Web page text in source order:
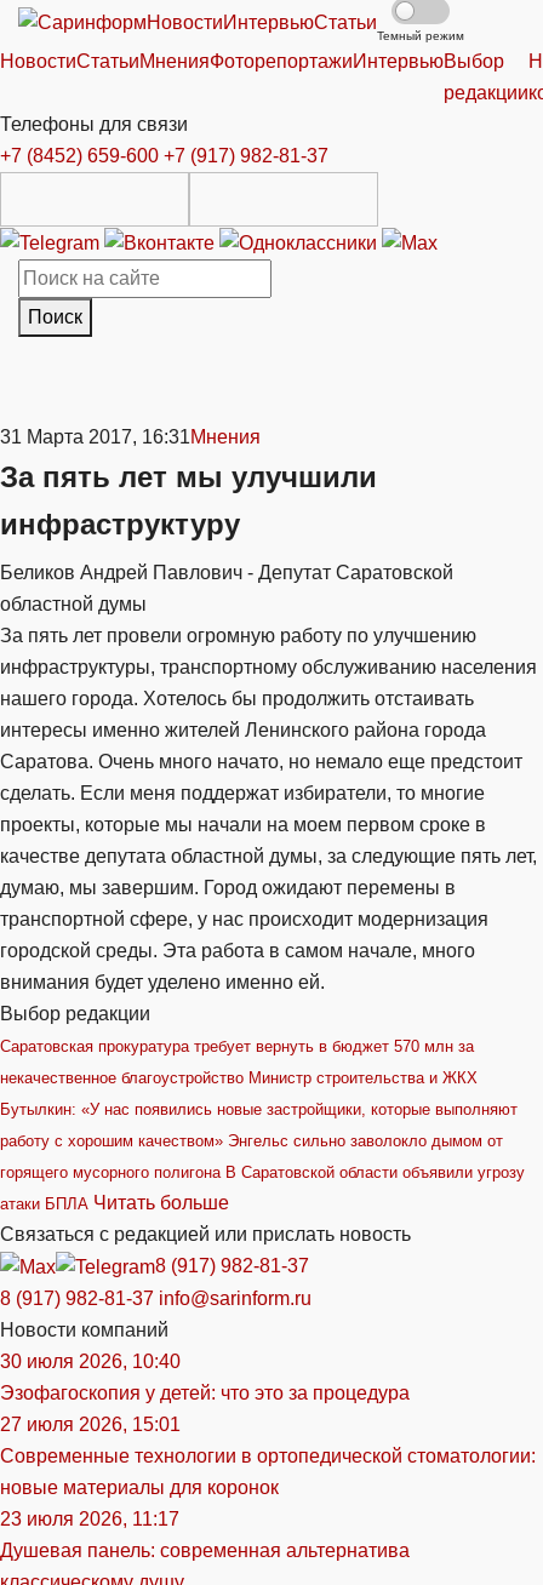
НовостиИнтервьюСтатьи
Темный режим
НовостиСтатьиМненияФоторепортажиИнтервьюВыбор
редакции
Телефоны для связи
+7 (8452) 659-600 +7 (917) 982-81-37
Поиск
31 Марта 2017, 16:31Мнения
За пять лет мы улучшили
инфраструктуру
Беликов Андрей Павлович - Депутат Саратовской
областной думы
За пять лет провели огромную работу по улучшению
инфраструктуры, транспортному обслуживанию населения
нашего города. Хотелось бы продолжить отстаивать
интересы именно жителей Ленинского района города
Саратова. Очень много начато, но немало еще предстоит
сделать. Если меня поддержат избиратели, то многие
проекты, которые мы начали на моем первом сроке в
качестве депутата областной думы, за следующие пять лет,
думаю, мы завершим. Город ожидают перемены в
транспортной сфере, у нас происходит модернизация
городской среды. Эта работа в самом начале, много
внимания будет уделено именно ей.
Выбор редакции
Саратовская прокуратура требует вернуть в бюджет 570 млн за
некачественное благоустройство Министр строительства и ЖКХ
Бутылкин: «У нас появились новые застройщики, которые выполняют
работу с хорошим качеством» Энгельс сильно заволокло дымом от
горящего мусорного полигона В Саратовской области объявили угрозу
атаки БПЛА Читать больше
Связаться с редакцией или прислать новость
8 (917) 982-81-37
8 (917) 982-81-37 info@sarinform.ru
Новости компаний
30 июля 2026, 10:40
Эзофагоскопия у детей: что это за процедура
27 июля 2026, 15:01
Современные технологии в ортопедической стоматологии:
новые материалы для коронок
23 июля 2026, 11:17
Душевая панель: современная альтернатива